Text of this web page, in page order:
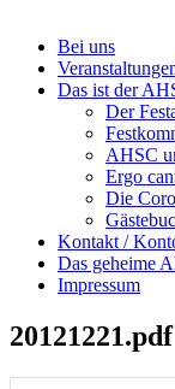
Bei uns
Das ist der
Der
AHSC
Ergo
Die
Kontakt /
Das geheime
Impressum
20121221.pdf